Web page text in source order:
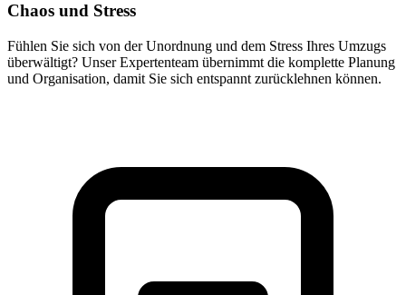
Chaos und Stress
Fühlen Sie sich von der Unordnung und dem Stress Ihres Umzugs
überwältigt? Unser Expertenteam übernimmt die komplette Planung
und Organisation, damit Sie sich entspannt zurücklehnen können.